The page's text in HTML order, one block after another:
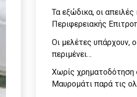
Τα εξώδικα, οι
Περιφερειακής
Οι μελέτες υπάρχουν,
περιμένει…
Χωρίς χρηματοδότηση
Μαυρομάτι παρά τις